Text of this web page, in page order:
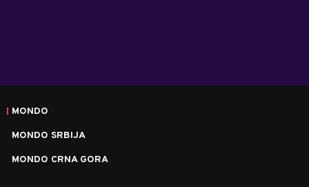
MONDO
MONDO SRBIJA
MONDO CRNA GORA